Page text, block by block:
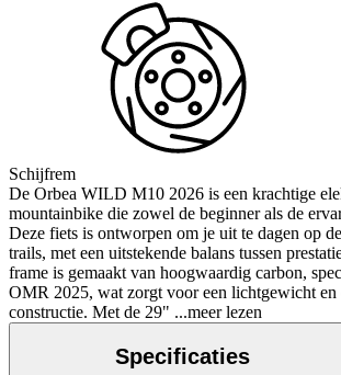
Schijfrem
De Orbea WILD M10 2026 is een krachtige
mountainbike die zowel de beginner als de
Deze fiets is ontworpen om je uit te dagen op
trails, met een uitstekende balans tussen
frame is gemaakt van hoogwaardig carbon,
OMR 2025, wat zorgt voor een lichtgewicht en
constructie. Met de 29" ...meer lezen
Specificaties